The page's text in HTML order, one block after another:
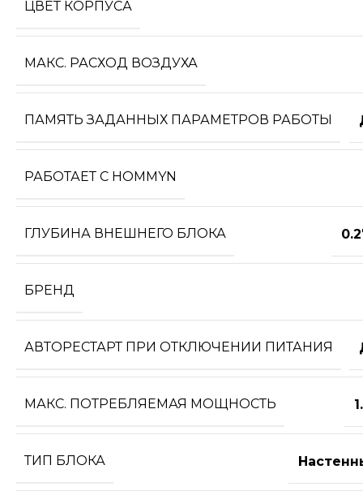
ЦВЕТ КОРПУСА
МАКС. РАСХОД ВОЗДУХА
ПАМЯТЬ ЗАДАННЫХ ПАРАМЕТРОВ РАБОТЫ
РАБОТАЕТ С HOMMYN
ГЛУБИНА ВНЕШНЕГО БЛОКА
БРЕНД
АВТОРЕСТАРТ ПРИ ОТКЛЮЧЕНИИ ПИТАНИЯ
МАКС. ПОТРЕБЛЯЕМАЯ МОЩНОСТЬ
ТИП БЛОКА